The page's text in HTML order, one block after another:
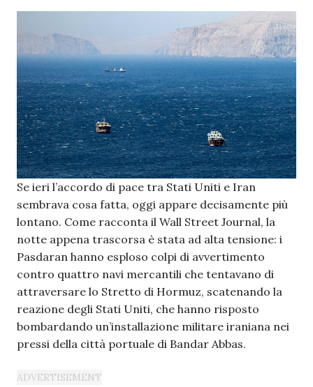
Se ieri l’accordo di pace tra Stati Uniti e Iran
sembrava cosa fatta, oggi appare decisamente più
lontano. Come racconta il Wall Street Journal, la
notte appena trascorsa è stata ad alta tensione: i
Pasdaran hanno esploso colpi di avvertimento
contro quattro navi mercantili che tentavano di
attraversare lo Stretto di Hormuz, scatenando la
reazione degli Stati Uniti, che hanno risposto
bombardando un’installazione militare iraniana nei
pressi della città portuale di Bandar Abbas.